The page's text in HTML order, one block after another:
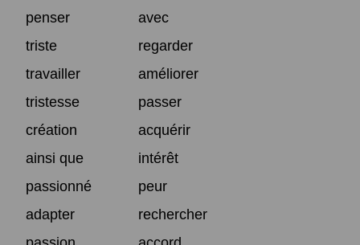
penser
avec
triste
regarder
travailler
améliorer
tristesse
passer
création
acquérir
ainsi que
intérêt
passionné
peur
adapter
rechercher